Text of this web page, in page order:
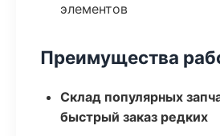
элементов
Преимущества
Склад популярных
быстрый заказ редких